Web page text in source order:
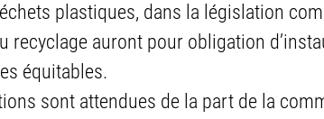
plastiques, dans la législation
recyclage auront pour obligation
équitables.
sont attendues de la part de la